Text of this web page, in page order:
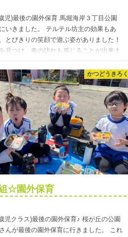
児)最後の園外保育 馬堀海岸３丁目公園
いきました。 テルテル坊主の効果もあ
とびきりの笑顔で遊ぶ姿がありました！
見つけ、春の訪れも感じることが出来ま
かつどうきろく
☆園外保育
児クラス)最後の園外保育♪ 桜が丘の公園
んが最後の園外保育に行きました。 これ